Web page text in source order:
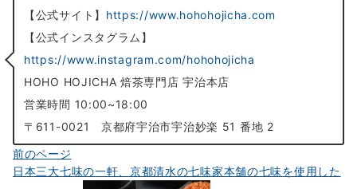
【公式サイト】 https://www.hohohojicha.com
【公式インスタグラム】
https://www.instagram.com/hohohojicha
HOHO HOJICHA 焙茶専門店 宇治本店
営業時間 10:00~18:00
〒611-0021 京都府宇治市宇治妙楽 51 番地 2
投
稿
前のページ
日本三大七味の一軒、京都清水の七味家本舗の七味を使用した